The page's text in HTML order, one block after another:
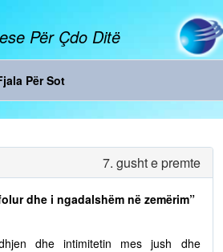
Për Çdo Ditë
Për Sot
7. gusht e premte
dhe i ngadalshëm në zemërim”
dhe intimitetin mes jush dhe